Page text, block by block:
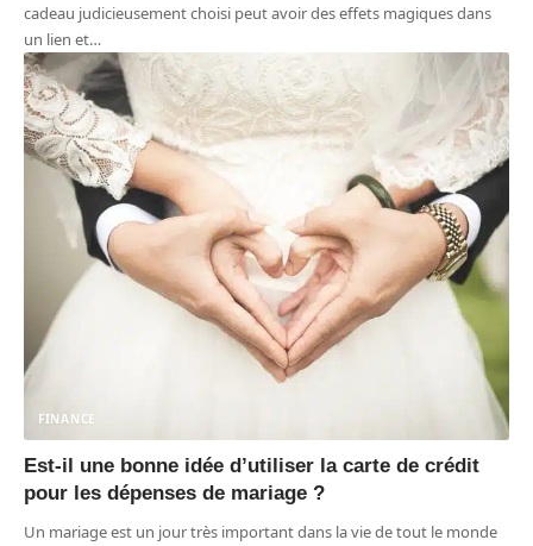
cadeau judicieusement choisi peut avoir des effets magiques dans
un lien et…
FINANCE
Est-il une bonne idée d’utiliser la carte de crédit
pour les dépenses de mariage ?
Un mariage est un jour très important dans la vie de tout le monde